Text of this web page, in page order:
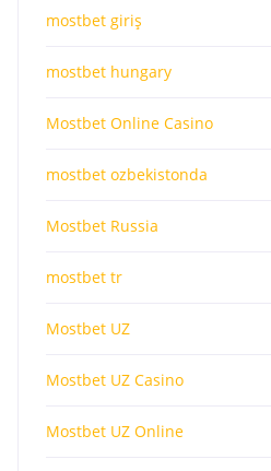
mostbet giriş
mostbet hungary
Mostbet Online Casino
mostbet ozbekistonda
Mostbet Russia
mostbet tr
Mostbet UZ
Mostbet UZ Casino
Mostbet UZ Online